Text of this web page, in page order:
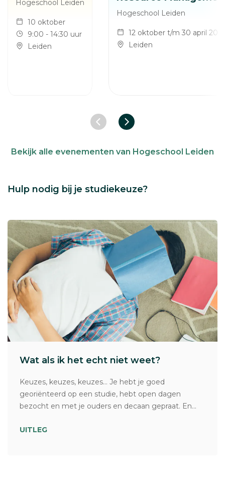
Hogeschool Leiden
10 oktober
9:00 - 14:30 uur
Leiden
Hogeschool Leiden
12 oktober t/m 30 april
Leiden
Bekijk alle evenementen van Hogeschool Leiden
Vorige slideVolgende slide
Hulp nodig bij je studiekeuze?
Wat als ik het echt niet weet?
Keuzes, keuzes, keuzes… Je hebt je goed
georiënteerd op een studie, hebt open dagen
bezocht en met je ouders en decaan gepraat. En...
UITLEG